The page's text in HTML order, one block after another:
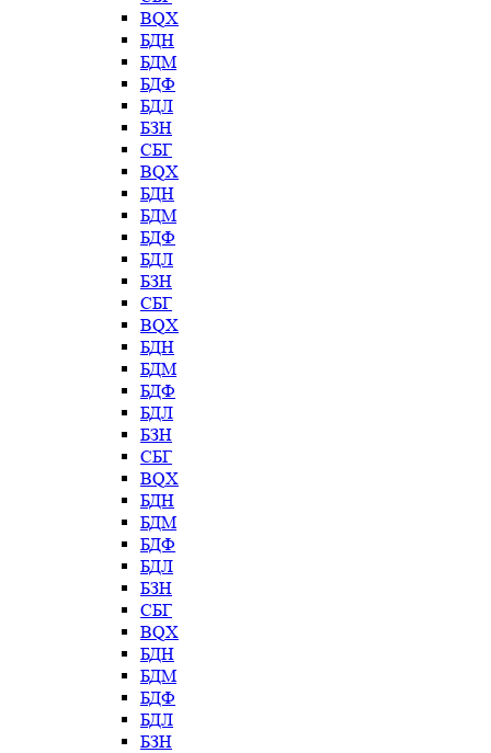
BQX
БДН
БДМ
БДФ
БДЛ
БЗН
СБГ
BQX
БДН
БДМ
БДФ
БДЛ
БЗН
СБГ
BQX
БДН
БДМ
БДФ
БДЛ
БЗН
СБГ
BQX
БДН
БДМ
БДФ
БДЛ
БЗН
СБГ
BQX
БДН
БДМ
БДФ
БДЛ
БЗН